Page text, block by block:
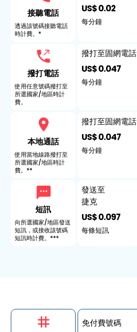
接聽電話
透過該號碼接聽電話
時計費。*
撥打電話
使用任意號碼撥打至
所選國家/地區時計
費。
本地通話
使用當地線路撥打至
所選國家/地區時計
費。**
短訊
向所選國家/地區發送
短訊，或接收該號碼
短訊時計費。***
US$ 0.02
每分鐘
撥打至固網電話
US$ 0.047
每分鐘
撥打至固網電話
US$ 0.047
每分鐘
發送至
捷克
US$ 0.097
每條短訊
免付費號碼